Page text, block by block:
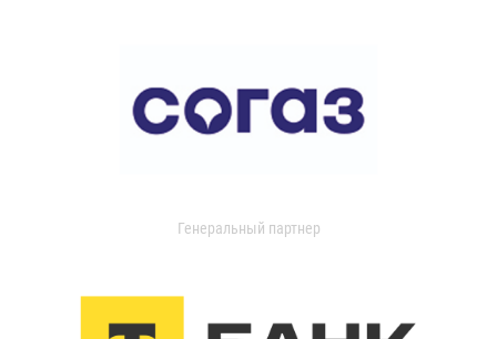
Генеральный партнер